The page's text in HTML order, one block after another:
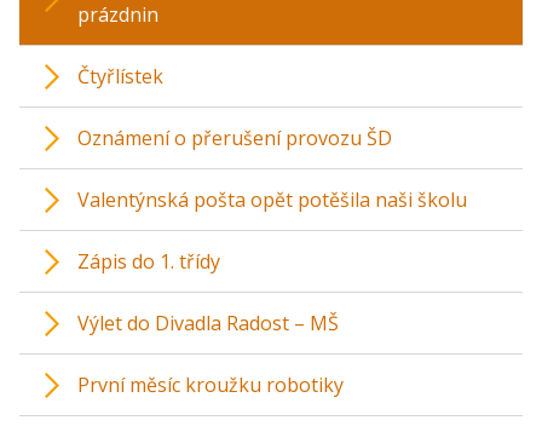
prázdnin
Čtyřlístek
Oznámení o přerušení provozu ŠD
Valentýnská pošta opět potěšila naši školu
Zápis do 1. třídy
Výlet do Divadla Radost – MŠ
První měsíc kroužku robotiky